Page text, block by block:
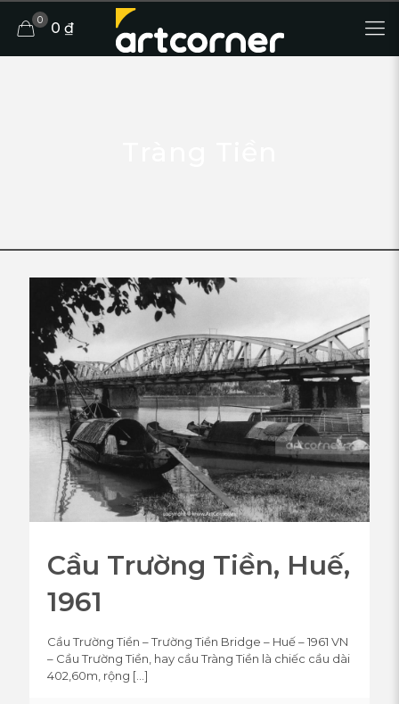
0 0 ₫
Cầu Trường Tiền, Huế,
1961
Cầu Trường Tiền – Trường Tiền Bridge – Huế – 1961 VN
– Cầu Trường Tiền, hay cầu Tràng Tiền là chiếc cầu dài
402,60m, rộng […]